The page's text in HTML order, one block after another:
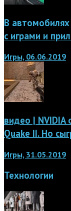
В автомобилях
с играми и
Игры, 06.06.2019
видео |
Quake II. Но
Игры, 31.05.2019
Технологии